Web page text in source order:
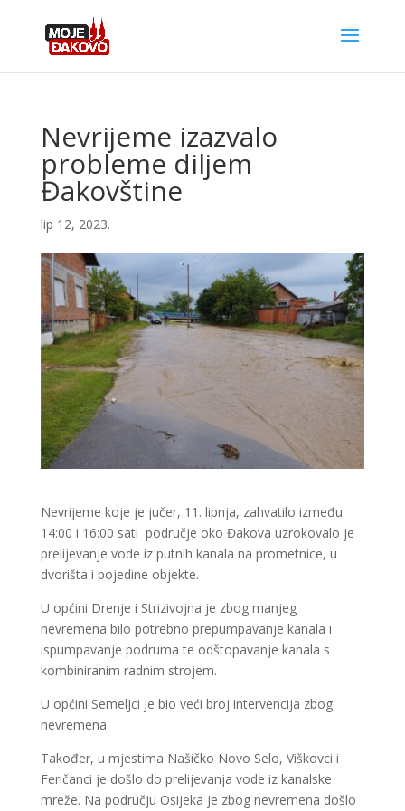
Nevrijeme izazvalo
probleme diljem
Đakovštine
lip 12, 2023.
Nevrijeme koje je jučer, 11. lipnja, zahvatilo između
14:00 i 16:00 sati područje oko Đakova uzrokovalo je
prelijevanje vode iz putnih kanala na prometnice, u
dvorišta i pojedine objekte.
U općini Drenje i Strizivojna je zbog manjeg
nevremena bilo potrebno prepumpavanje kanala i
ispumpavanje podruma te odštopavanje kanala s
kombiniranim radnim strojem.
U općini Semeljci je bio veći broj intervencija zbog
nevremena.
Također, u mjestima Našičko Novo Selo, Viškovci i
Feričanci je došlo do prelijevanja vode iz kanalske
mreže. Na području Osijeka je zbog nevremena došlo